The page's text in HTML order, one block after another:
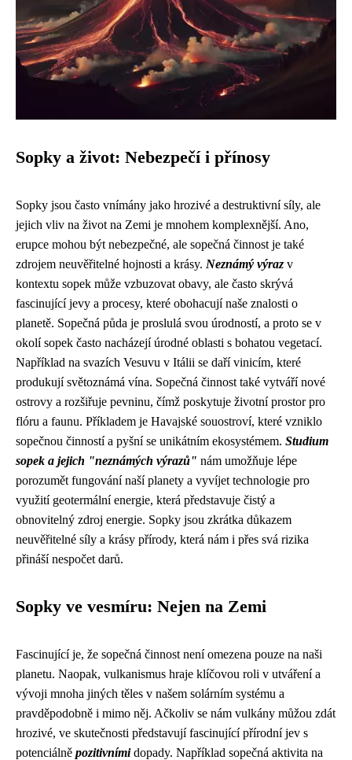
Sopky a život: Nebezpečí i přínosy
Sopky jsou často vnímány jako hrozivé a destruktivní síly, ale
jejich vliv na život na Zemi je mnohem komplexnější. Ano,
erupce mohou být nebezpečné, ale sopečná činnost je také
zdrojem neuvěřitelné hojnosti a krásy. Neznámý výraz v
kontextu sopek může vzbuzovat obavy, ale často skrývá
fascinující jevy a procesy, které obohacují naše znalosti o
planetě. Sopečná půda je proslulá svou úrodností, a proto se v
okolí sopek často nacházejí úrodné oblasti s bohatou vegetací.
Například na svazích Vesuvu v Itálii se daří vinicím, které
produkují světoznámá vína. Sopečná činnost také vytváří nové
ostrovy a rozšiřuje pevninu, čímž poskytuje životní prostor pro
flóru a faunu. Příkladem je Havajské souostroví, které vzniklo
sopečnou činností a pyšní se unikátním ekosystémem. Studium
sopek a jejich "neznámých výrazů" nám umožňuje lépe
porozumět fungování naší planety a vyvíjet technologie pro
využití geotermální energie, která představuje čistý a
obnovitelný zdroj energie. Sopky jsou zkrátka důkazem
neuvěřitelné síly a krásy přírody, která nám i přes svá rizika
přináší nespočet darů.
Sopky ve vesmíru: Nejen na Zemi
Fascinující je, že sopečná činnost není omezena pouze na naši
planetu. Naopak, vulkanismus hraje klíčovou roli v utváření a
vývoji mnoha jiných těles v našem solárním systému a
pravděpodobně i mimo něj. Ačkoliv se nám vulkány můžou zdát
hrozivé, ve skutečnosti představují fascinující přírodní jev s
potenciálně pozitivnímidopady. Například sopečná aktivita na